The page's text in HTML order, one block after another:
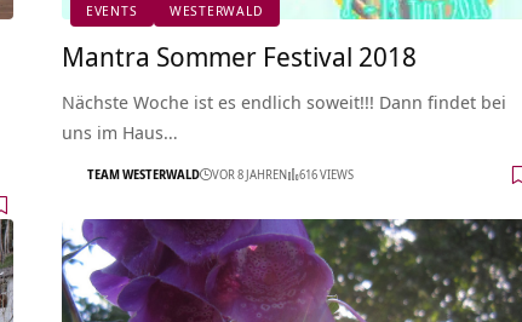
EVENTS WESTERWALD
Mantra Sommer Festival 2018
Nächste Woche ist es endlich soweit!!! Dann findet bei
uns im Haus…
TEAM WESTERWALD VOR 8 JAHREN 616 VIEWS